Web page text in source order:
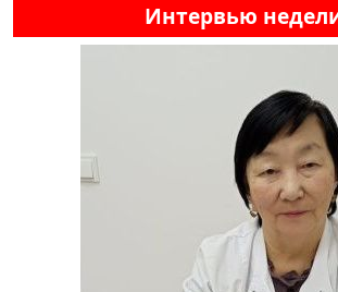
Интервью